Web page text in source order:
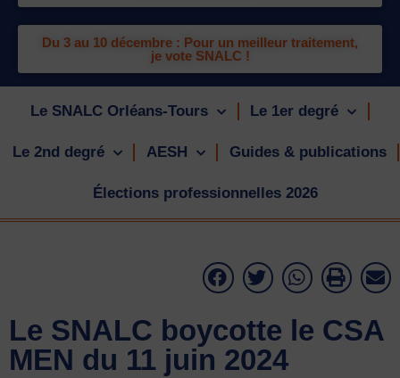
Du 3 au 10 décembre : Pour un meilleur traitement,
je vote SNALC !
Le SNALC Orléans-Tours Le 1er degré
Le 2nd degré AESH Guides & publications
Élections professionnelles 2026
Le SNALC boycotte le CSA
MEN du 11 juin 2024